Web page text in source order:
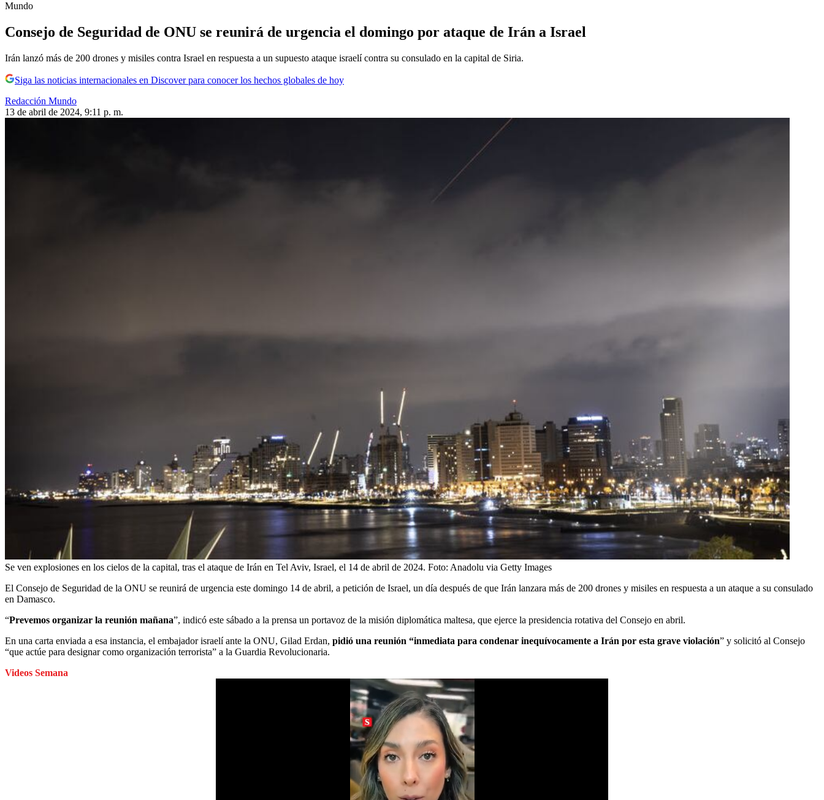
Mundo
Consejo de Seguridad de ONU se reunirá de urgencia el domingo por ataque de Irán a Israel
Irán lanzó más de 200 drones y misiles contra Israel en respuesta a un supuesto ataque israelí contra su consulado en la capital de Siria.
Siga las noticias internacionales en Discover para conocer los hechos globales de hoy
Redacción Mundo
13 de abril de 2024, 9:11 p. m.
Se ven explosiones en los cielos de la capital, tras el ataque de Irán en Tel Aviv, Israel, el 14 de abril de 2024. Foto: Anadolu via Getty Images
El Consejo de Seguridad de la ONU se reunirá de urgencia este domingo 14 de abril, a petición de Israel, un día después de que Irán lanzara más de 200 drones y misiles en respuesta a un ataque a su consulado
en Damasco.
“Prevemos organizar la reunión mañana”, indicó este sábado a la prensa un portavoz de la misión diplomática maltesa, que ejerce la presidencia rotativa del Consejo en abril.
En una carta enviada a esa instancia, el embajador israelí ante la ONU, Gilad Erdan, pidió una reunión “inmediata para condenar inequívocamente a Irán por esta grave violación” y solicitó al Consejo
“que actúe para designar como organización terrorista” a la Guardia Revolucionaria.
Videos Semana